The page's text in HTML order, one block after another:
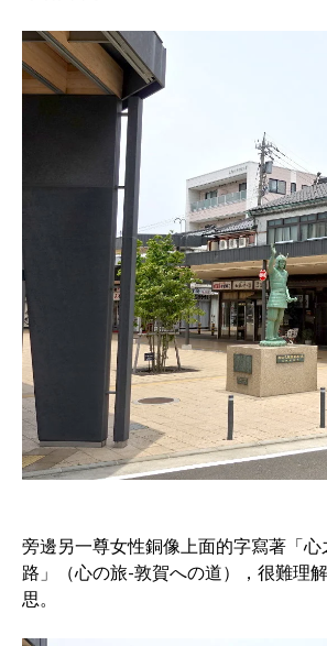
旁邊另一尊女性銅像上面的字寫著「
路」（心の旅-敦賀への道），很難理
思。